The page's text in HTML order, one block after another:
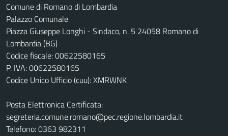
Comune di Romano di Lombardia
Palazzo Comunale
Piazza Giuseppe Longhi - Sindaco, n. 5 24058 Romano di
Lombardia (BG)
Codice fiscale: 00622580165
P. IVA: 00622580165
Codice Unico Ufficio (cuu): XMRWNK
Posta Elettronica Certificata:
segreteria.comune.romano@pec.regione.lombardia.it
Telefono: 0363 982311